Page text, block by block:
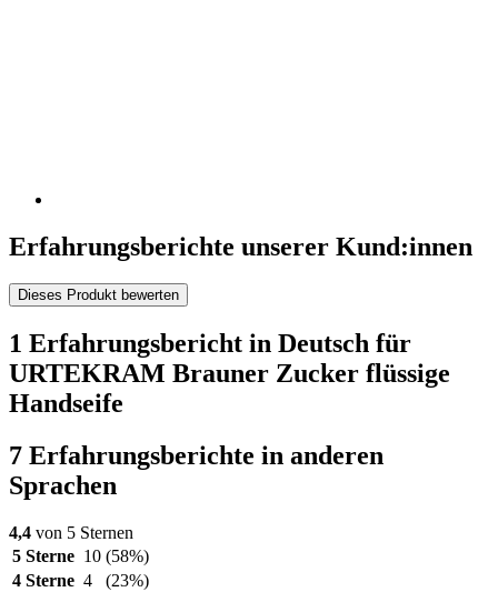
Erfahrungsberichte unserer Kund:innen
Dieses Produkt bewerten
1 Erfahrungsbericht in Deutsch für
URTEKRAM Brauner Zucker flüssige
Handseife
7 Erfahrungsberichte in anderen
Sprachen
4,4 von 5 Sternen
5 Sterne 10 (58%)
4 Sterne 4
(23%)